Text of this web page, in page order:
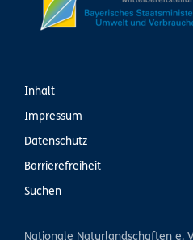
Inhalt
Impressum
Datenschutz
Barrierefreiheit
Suchen
Nationale Naturlandschaften e.